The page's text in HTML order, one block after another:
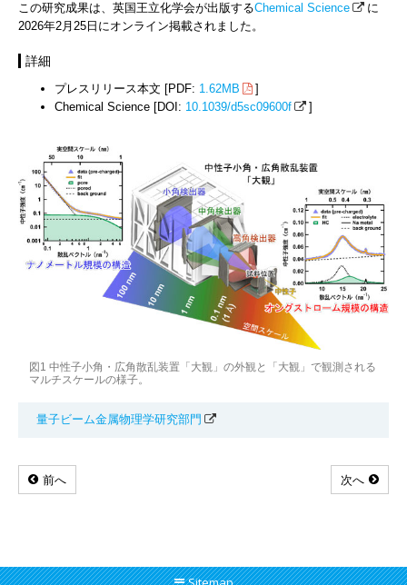
この研究成果は、英国王立化学会が出版するChemical Science
に
2026年2月25日にオンライン掲載されました。
詳細
プレスリリース本文 [PDF: 1.62MB
]
Chemical Science [DOI: 10.1039/d5sc09600f ]
図1 中性子小角・広角散乱装置「大観」の外観と「大観」で観測される
マルチスケールの様子。
量子ビーム金属物理学研究部門
前へ 次へ